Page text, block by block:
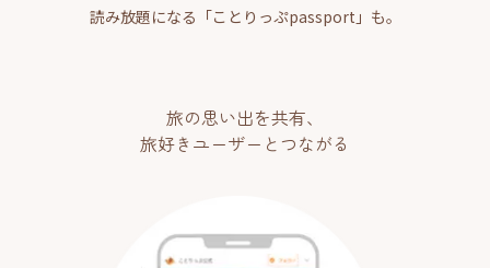
読み放題になる「ことりっぷpassport」も。
旅の思い出を共有、
旅好きユーザーとつながる